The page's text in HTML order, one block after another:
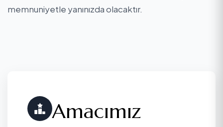
memnuniyetle yanınızda olacaktır.
Amacımız